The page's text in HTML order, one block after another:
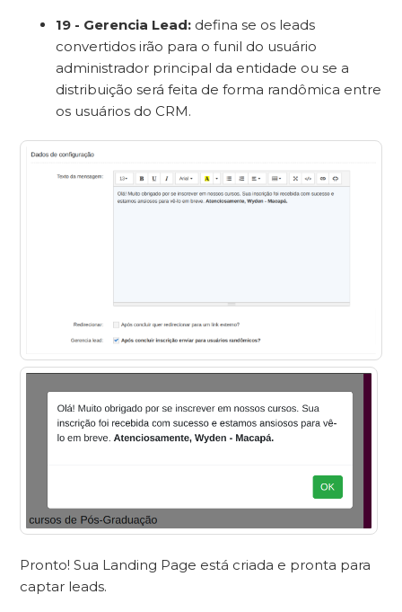
19 - Gerencia Lead: defina se os leads
convertidos irão para o funil do usuário
administrador principal da entidade ou se a
distribuição será feita de forma randômica entre
os usuários do CRM.
Pronto! Sua Landing Page está criada e pronta para
captar leads.